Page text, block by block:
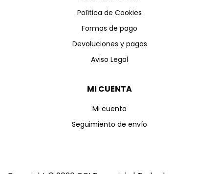
Política de Cookies
Formas de pago
Devoluciones y pagos
Aviso Legal
MI CUENTA
Mi cuenta
Seguimiento de envío